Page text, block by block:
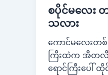
စပိုင်မလေး
သလား
ကောင်မလေးတစ်
ကြီးထဲက အီတလီ
ရောင်ကြီးပေ